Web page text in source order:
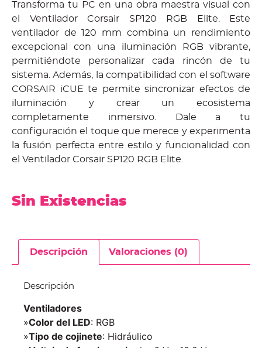
Transforma tu PC en una obra maestra visual con
el Ventilador Corsair SP120 RGB Elite. Este
ventilador de 120 mm combina un rendimiento
excepcional con una iluminación RGB vibrante,
permitiéndote personalizar cada rincón de tu
sistema. Además, la compatibilidad con el software
CORSAIR iCUE te permite sincronizar efectos de
iluminación y crear un ecosistema
completamente inmersivo. Dale a tu
configuración el toque que merece y experimenta
la fusión perfecta entre estilo y funcionalidad con
el Ventilador Corsair SP120 RGB Elite.
Sin Existencias
Descripción Valoraciones (0)
Descripción
Ventiladores
»Color del LED: RGB
»Tipo de cojinete: Hidráulico